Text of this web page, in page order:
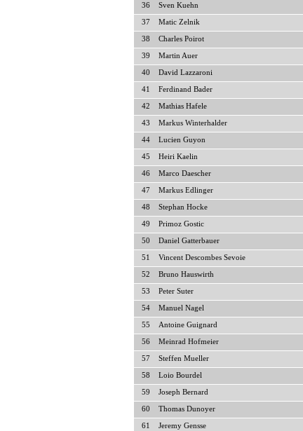
36 Sven Kuehn
37 Matic Zelnik
38 Charles Poirot
39 Martin Auer
40 David Lazzaroni
41 Ferdinand Bader
42 Mathias Hafele
43 Markus Winterhalder
44 Lucien Guyon
45 Heiri Kaelin
46 Marco Daescher
47 Markus Edlinger
48 Stephan Hocke
49 Primoz Gostic
50 Daniel Gatterbauer
51 Vincent Descombes Sevoie
52 Bruno Hauswirth
53 Peter Suter
54 Manuel Nagel
55 Antoine Guignard
56 Meinrad Hofmeier
57 Steffen Mueller
58 Loio Bourdel
59 Joseph Bernard
60 Thomas Dunoyer
61 Jeremy Gensse